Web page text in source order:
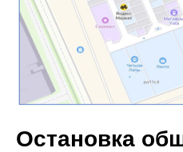
Остановка